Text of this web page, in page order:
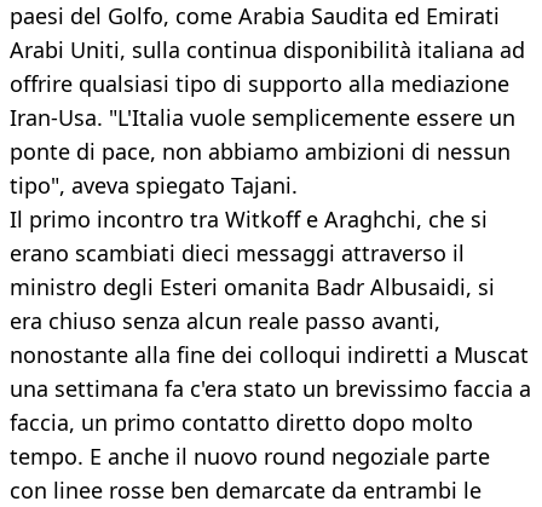
paesi del Golfo, come Arabia Saudita ed Emirati
Arabi Uniti, sulla continua disponibilità italiana ad
offrire qualsiasi tipo di supporto alla mediazione
Iran-Usa. "L'Italia vuole semplicemente essere un
ponte di pace, non abbiamo ambizioni di nessun
tipo", aveva spiegato Tajani.
Il primo incontro tra Witkoff e Araghchi, che si
erano scambiati dieci messaggi attraverso il
ministro degli Esteri omanita Badr Albusaidi, si
era chiuso senza alcun reale passo avanti,
nonostante alla fine dei colloqui indiretti a Muscat
una settimana fa c'era stato un brevissimo faccia a
faccia, un primo contatto diretto dopo molto
tempo. E anche il nuovo round negoziale parte
con linee rosse ben demarcate da entrambi le